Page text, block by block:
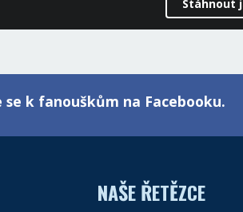
Stáhnout
se k fanouškům na Facebooku.
NAŠE ŘETĚZCE